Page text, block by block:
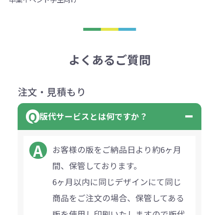
よくあるご質問
注文・見積もり
版代サービスとは何ですか？
お客様の版をご納品日より約6ヶ月
間、保管しております。
6ヶ月以内に同じデザインにて同じ
商品をご注文の場合、保管してある